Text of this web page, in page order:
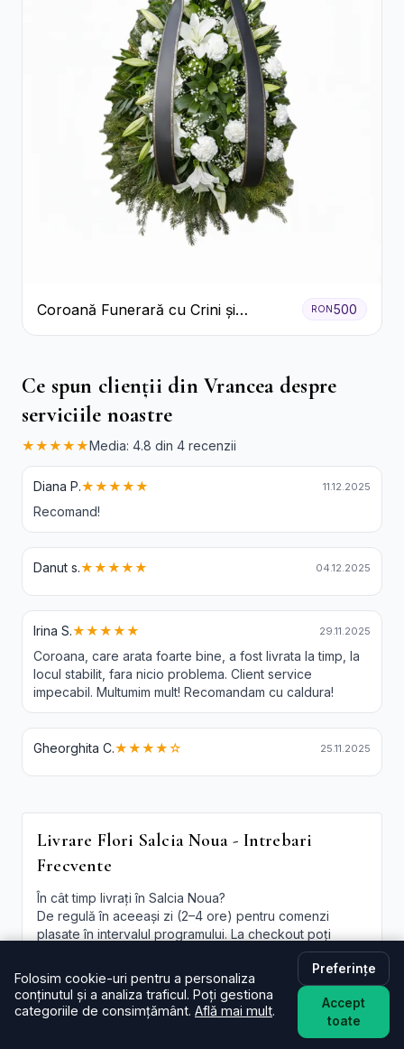
Coroană Funerară cu Crini și
Garoafe Albe
RON 500
Ce spun clienții din Vrancea despre
serviciile noastre
★★★★★Media: 4.8 din 4 recenzii
Diana P.★★★★★ 11.12.2025
Recomand!
Danut s.★★★★★ 04.12.2025
Irina S.★★★★★ 29.11.2025
Coroana, care arata foarte bine, a fost livrata la timp, la
locul stabilit, fara nicio problema. Client service
impecabil. Multumim mult! Recomandam cu caldura!
Gheorghita C.★★★★☆ 25.11.2025
Livrare Flori Salcia Noua - Intrebari
Frecvente
În cât timp livrați în Salcia Noua?
De regulă în aceeași zi (2–4 ore) pentru comenzi
plasate în intervalul programului. La checkout poți
livrare flori Salcia
Noua in aceeasi zi
în funcție de disponibilitate.
Este livrarea de flori la domiciliu în Salcia Noua
disponibilă și sâmbăta?
Da, în majoritatea cazurilor livrăm și sâmbăta. În
Folosim cookie-uri pentru a personaliza
conținutul și a analiza traficul. Poți gestiona
categoriile de consimțământ. Află mai mult.
Preferințe
Accept
toate